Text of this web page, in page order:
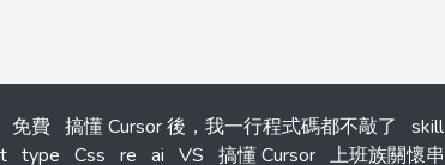
免費 搞懂 Cursor 後，我一行程式碼都不敲了 skill
type Css re ai VS 搞懂 Cursor 上班族關懷串